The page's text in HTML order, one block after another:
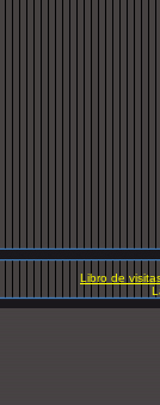
Libro de